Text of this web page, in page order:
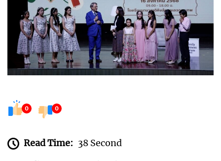
0 0
Read Time: 38 Second